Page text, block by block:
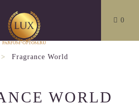
0
Fragrance World
WORLD